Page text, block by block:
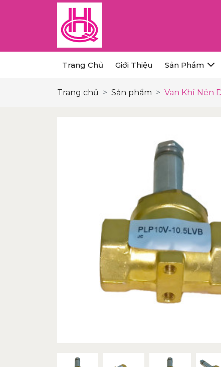
Trang Chủ Giới Thiệu Sản Phẩm
Trang chủ Sản phẩm Van Khí Nén